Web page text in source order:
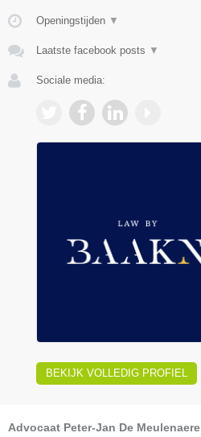
Openingstijden ▼
Laatste facebook posts ▼
Sociale media:
BEKIJK VOLLEDIG PROFIEL
Advocaat Peter-Jan De Meulenaere